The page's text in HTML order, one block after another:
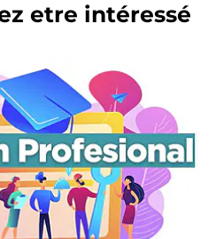
etre intéressé...